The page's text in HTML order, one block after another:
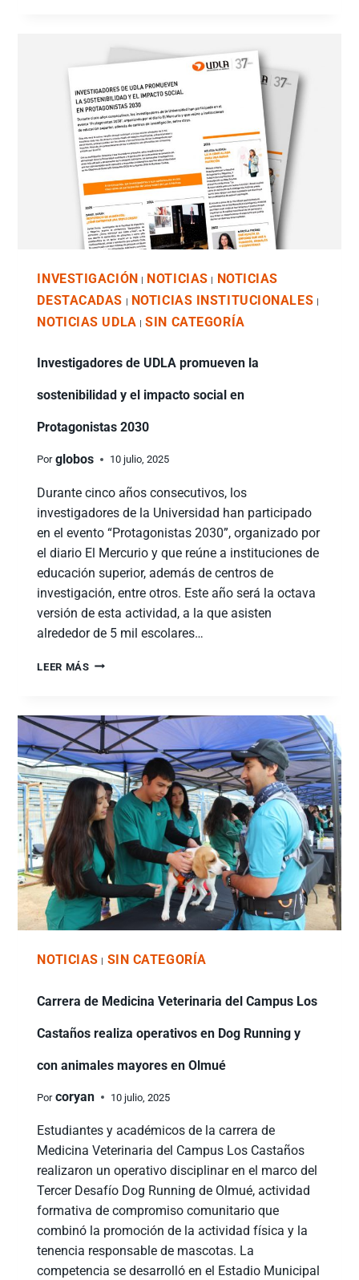
INVESTIGACIÓN | NOTICIAS | NOTICIAS
DESTACADAS | NOTICIAS INSTITUCIONALES |
NOTICIAS UDLA |SIN CATEGORÍA
Investigadores de UDLA promueven la
sostenibilidad y el impacto social en
Protagonistas 2030
Por globos 10 julio, 2025
Durante cinco años consecutivos, los
investigadores de la Universidad han participado
en el evento “Protagonistas 2030”, organizado por
el diario El Mercurio y que reúne a instituciones de
educación superior, además de centros de
investigación, entre otros. Este año será la octava
versión de esta actividad, a la que asisten
alrededor de 5 mil escolares…
LEER MÁS
NOTICIAS SIN CATEGORÍA
Carrera de Medicina Veterinaria del Campus Los
Castaños realiza operativos en Dog Running y
con animales mayores en Olmué
Por coryan 10 julio, 2025
Estudiantes y académicos de la carrera de
Medicina Veterinaria del Campus Los Castaños
realizaron un operativo disciplinar en el marco del
Tercer Desafío Dog Running de Olmué, actividad
formativa de compromiso comunitario que
combinó la promoción de la actividad física y la
tenencia responsable de mascotas. La
competencia se desarrolló en el Estadio Municipal